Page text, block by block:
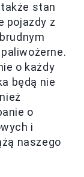
stan
pojazdy z
o każdy
będą nie
o
i
naszego